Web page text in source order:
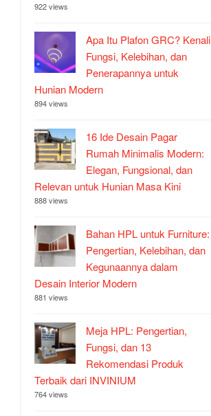
922 views
Apa Itu Plafon GRC? Kenali
Fungsi, Kelebihan, dan
Penerapannya untuk
Hunian Modern
894 views
16 Ide Desain Pagar
Rumah Minimalis Modern:
Elegan, Fungsional, dan
Relevan untuk Hunian Masa Kini
888 views
Bahan HPL untuk Furniture:
Pengertian, Kelebihan, dan
Kegunaannya dalam
Desain Interior Modern
881 views
Meja HPL: Pengertian,
Fungsi, dan 13
Rekomendasi Produk
Terbaik dari INVINIUM
764 views